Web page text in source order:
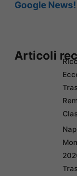
Google News!
Articoli